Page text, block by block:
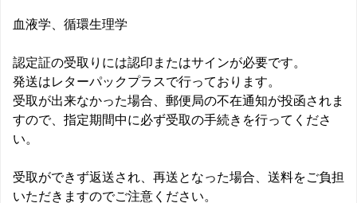
血液学、循環生理学
認定証の受取りには認印またはサインが必要です。
発送はレターパックプラスで行っております。
受取が出来なかった場合、郵便局の不在通知が投函されま
すので、指定期間中に必ず受取の手続きを行ってくださ
い。
受取ができず返送され、再送となった場合、送料をご負担
いただきますのでご注意ください。